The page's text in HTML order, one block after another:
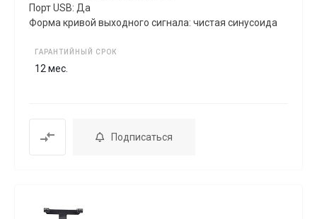
Порт USB: Да
Форма кривой выходного сигнала: чистая синусоида
ГАРАНТИЙНЫЙ СРОК
12 мес.
Подписаться